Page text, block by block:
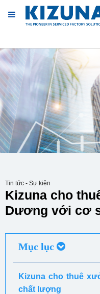
Tin tức - Sự kiện
Kizuna cho
Dương với cơ
Mục lục
Kizuna cho thuê
chất lượng